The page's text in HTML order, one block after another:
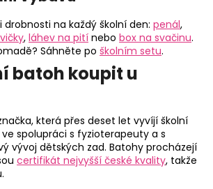
drobnosti na každý školní den: penál,
, láhev na pití nebo box na svačinu.
Sáhněte po školním setu.
batoh koupit u
která přes deset let vyvíjí školní
spolupráci s fyzioterapeuty a s
vývoj dětských zad. Batohy procházejí
certifikát nejvyšší české kvality, takže